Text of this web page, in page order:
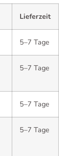
Lieferzeit
5–7 Tage
5–7 Tage
5–7 Tage
5–7 Tage